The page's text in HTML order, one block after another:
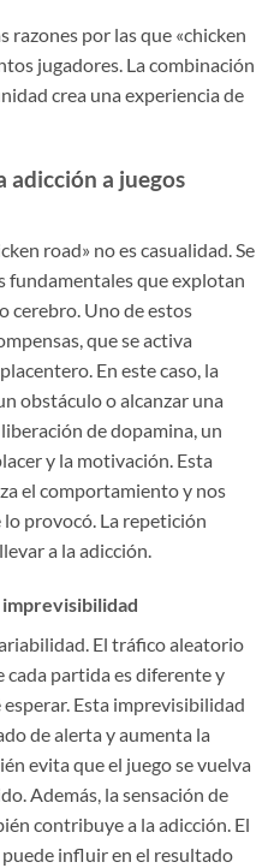
razones por las que «chicken
jugadores. La combinación
crea una experiencia de
adicción a juegos
road» no es casualidad. Se
fundamentales que explotan
cerebro. Uno de estos
que se activa
En este caso, la
obstáculo o alcanzar una
de dopamina, un
y la motivación. Esta
el comportamiento y nos
provocó. La repetición
a la adicción.
imprevisibilidad
El tráfico aleatorio
cada partida es diferente y
Esta imprevisibilidad
de alerta y aumenta la
evita que el juego se vuelva
Además, la sensación de
contribuye a la adicción. El
influir en el resultado